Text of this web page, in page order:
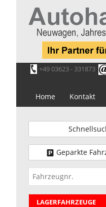
+49 03623 - 331873
Home Kontakt
Geparkte
Fahrzeugnr.
LAGERFAHRZEUGE